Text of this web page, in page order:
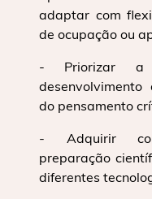
adaptar com
de ocupação ou
- Priorizar
do pensamento
- Adquirir
preparação
diferentes